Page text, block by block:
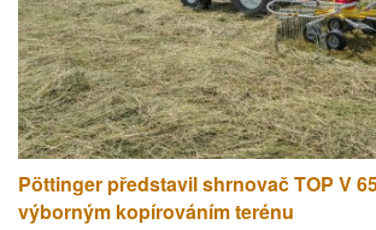
Pöttinger představil shrnovač TOP V
výborným kopírováním terénu